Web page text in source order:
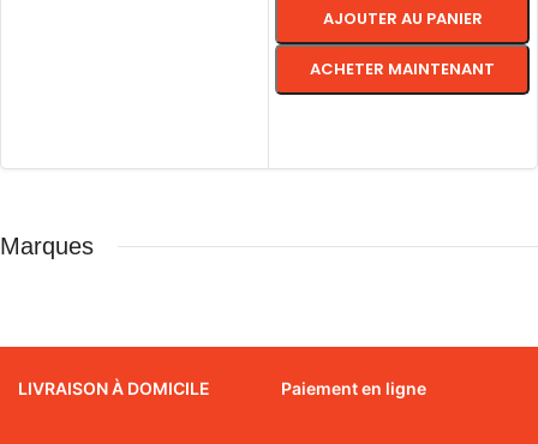
AJOUTER AU PANIER
ACHETER MAINTENANT
Marques
LIVRAISON À DOMICILE Paiement en ligne